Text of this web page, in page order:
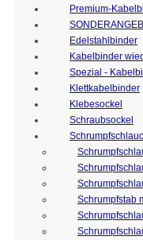
Premium-
Edelstahlbinder
Kabelbinder
Spezial -
Klettkabelbinder
Klebesockel
Schraubsockel
Schrumpfstab